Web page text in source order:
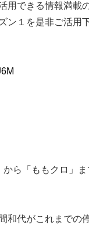
用できる情報満載
ン１を是非ご活用
ら「ももクロ」ま
和代がこれまでの